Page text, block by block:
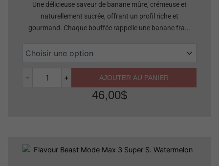
Une délicieuse saveur de banane mûre, crémeuse et
naturellement sucrée, offrant un profil riche et
gourmand. Chaque bouffée rappelle une banane fra...
- + AJOUTER AU PANIER
46,00$